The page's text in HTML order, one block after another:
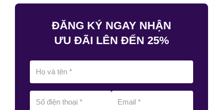
ĐĂNG KÝ NGAY NHẬN
ƯU ĐÃI LÊN ĐẾN 25%